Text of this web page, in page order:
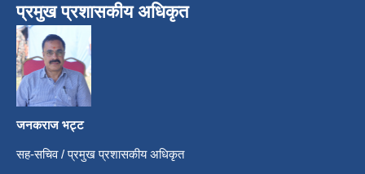
प्रमुख प्रशासकीय अधिकृत
जनकराज भट्ट
सह-सचिव / प्रमुख प्रशासकीय अधिकृत